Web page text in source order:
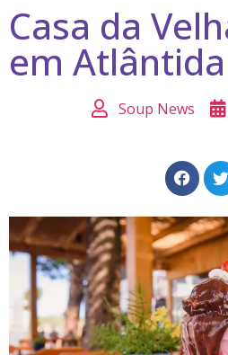
Casa da
em Atlântida
Soup News